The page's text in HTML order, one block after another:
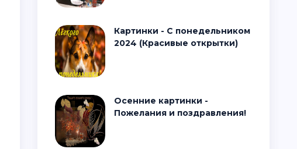
Картинки - С понедельником
2024 (Красивые открытки)
Осенние картинки -
Пожелания и поздравления!